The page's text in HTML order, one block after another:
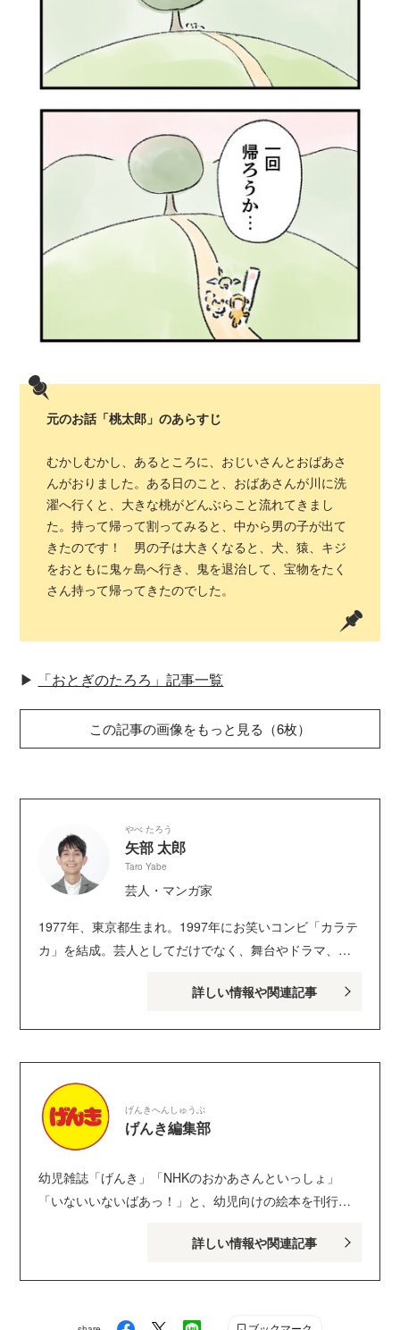
元のお話「桃太郎」のあらすじ
むかしむかし、あるところに、おじいさんとおばあさ
んがおりました。ある日のこと、おばあさんが川に洗
濯へ行くと、大きな桃がどんぶらこと流れてきまし
た。持って帰って割ってみると、中から男の子が出て
きたのです！ 男の子は大きくなると、犬、猿、キジ
をおともに鬼ヶ島へ行き、鬼を退治して、宝物をたく
さん持って帰ってきたのでした。
▶︎ 「おとぎのたろろ」記事一覧
この記事の画像をもっと見る（6枚）
やべ たろう
矢部 太郎
Taro Yabe
芸人・マンガ家
1977年、東京都生まれ。1997年にお笑いコンビ「カラテ
カ」を結成。芸人としてだけでなく、舞台やドラマ、映
『大家さんと僕』『ぼくのお父さん』（ともに新潮
潮社）などがある。2025年６月、最新作『ご自愛さん』
（PHP研究所）が発売。
詳しい情報や関連記事
げんきへんしゅうぶ
げんき編集部
幼児雑誌「げんき」「NHKのおかあさんといっしょ」
「いないいないばあっ！」と、幼児向けの絵本を刊行し
のお子さんがいるパパ・ママを中心に、おもしろくて役
詳しい情報や関連記事